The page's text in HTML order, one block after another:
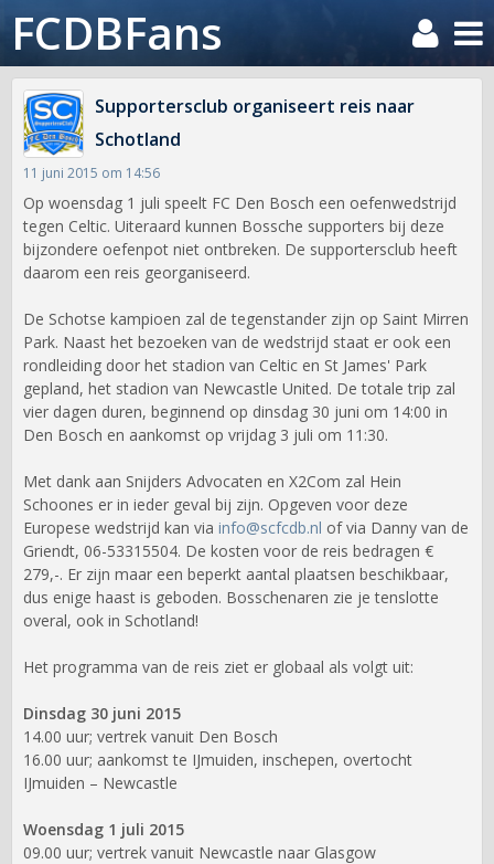
FCDBFans
Supportersclub organiseert reis naar
Schotland
11 juni 2015 om 14:56
Op woensdag 1 juli speelt FC Den Bosch een oefenwedstrijd
tegen Celtic. Uiteraard kunnen Bossche supporters bij deze
bijzondere oefenpot niet ontbreken. De supportersclub heeft
daarom een reis georganiseerd.
De Schotse kampioen zal de tegenstander zijn op Saint Mirren
Park. Naast het bezoeken van de wedstrijd staat er ook een
rondleiding door het stadion van Celtic en St James' Park
gepland, het stadion van Newcastle United. De totale trip zal
vier dagen duren, beginnend op dinsdag 30 juni om 14:00 in
Den Bosch en aankomst op vrijdag 3 juli om 11:30.
Met dank aan Snijders Advocaten en X2Com zal Hein
Schoones er in ieder geval bij zijn. Opgeven voor deze
Europese wedstrijd kan via info@scfcdb.nl of via Danny van de
Griendt, 06-53315504. De kosten voor de reis bedragen €
279,-. Er zijn maar een beperkt aantal plaatsen beschikbaar,
dus enige haast is geboden. Bosschenaren zie je tenslotte
overal, ook in Schotland!
Het programma van de reis ziet er globaal als volgt uit:
Dinsdag 30 juni 2015
14.00 uur; vertrek vanuit Den Bosch
16.00 uur; aankomst te IJmuiden, inschepen, overtocht
IJmuiden – Newcastle
Woensdag 1 juli 2015
09.00 uur; vertrek vanuit Newcastle naar Glasgow